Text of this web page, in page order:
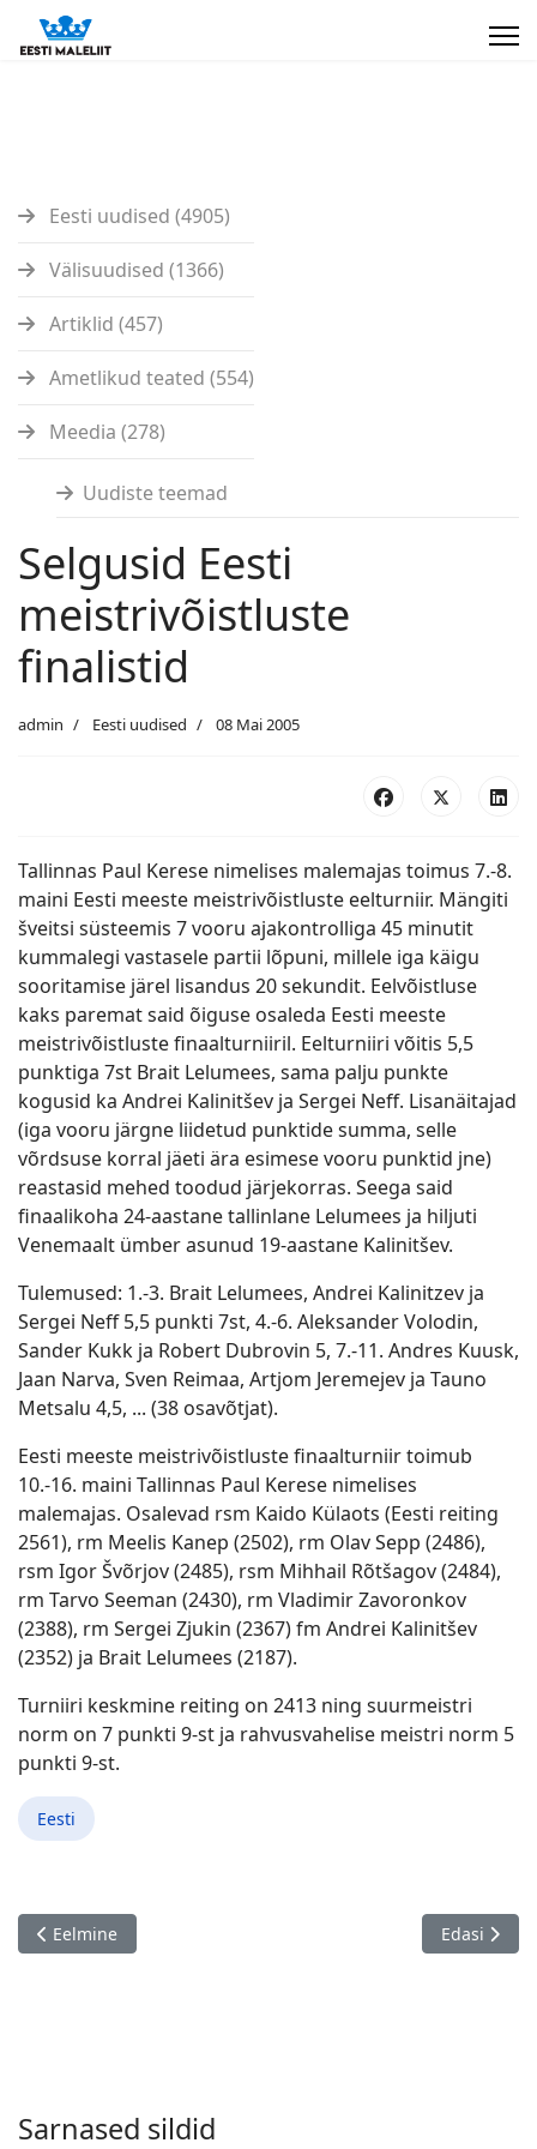
Eesti uudised (4905)
Välisuudised (1366)
Artiklid (457)
Ametlikud teated (554)
Meedia (278)
Uudiste teemad
Selgusid Eesti
meistrivõistluste
finalistid
admin Eesti uudised 08 Mai 2005
Tallinnas Paul Kerese nimelises malemajas toimus 7.-8.
maini Eesti meeste meistrivõistluste eelturniir. Mängiti
šveitsi süsteemis 7 vooru ajakontrolliga 45 minutit
kummalegi vastasele partii lõpuni, millele iga käigu
sooritamise järel lisandus 20 sekundit. Eelvõistluse
kaks paremat said õiguse osaleda Eesti meeste
meistrivõistluste finaalturniiril. Eelturniiri võitis 5,5
punktiga 7st Brait Lelumees, sama palju punkte
kogusid ka Andrei Kalinitšev ja Sergei Neff. Lisanäitajad
(iga vooru järgne liidetud punktide summa, selle
võrdsuse korral jäeti ära esimese vooru punktid jne)
reastasid mehed toodud järjekorras. Seega said
finaalikoha 24-aastane tallinlane Lelumees ja hiljuti
Venemaalt ümber asunud 19-aastane Kalinitšev.
Tulemused: 1.-3. Brait Lelumees, Andrei Kalinitzev ja
Sergei Neff 5,5 punkti 7st, 4.-6. Aleksander Volodin,
Sander Kukk ja Robert Dubrovin 5, 7.-11. Andres Kuusk,
Jaan Narva, Sven Reimaa, Artjom Jeremejev ja Tauno
Metsalu 4,5, ... (38 osavõtjat).
Eesti meeste meistrivõistluste finaalturniir toimub
10.-16. maini Tallinnas Paul Kerese nimelises
malemajas. Osalevad rsm Kaido Külaots (Eesti reiting
2561), rm Meelis Kanep (2502), rm Olav Sepp (2486),
rsm Igor Švõrjov (2485), rsm Mihhail Rõtšagov (2484),
rm Tarvo Seeman (2430), rm Vladimir Zavoronkov
(2388), rm Sergei Zjukin (2367) fm Andrei Kalinitšev
(2352) ja Brait Lelumees (2187).
Turniiri keskmine reiting on 2413 ning suurmeistri
norm on 7 punkti 9-st ja rahvusvahelise meistri norm 5
punkti 9-st.
Eesti
Eelmine artikkel: Eesti kuni 10-aastaste meistrivõistlused, 06.-
Eelmine Järgmine
Edasi
Sarnased sildid